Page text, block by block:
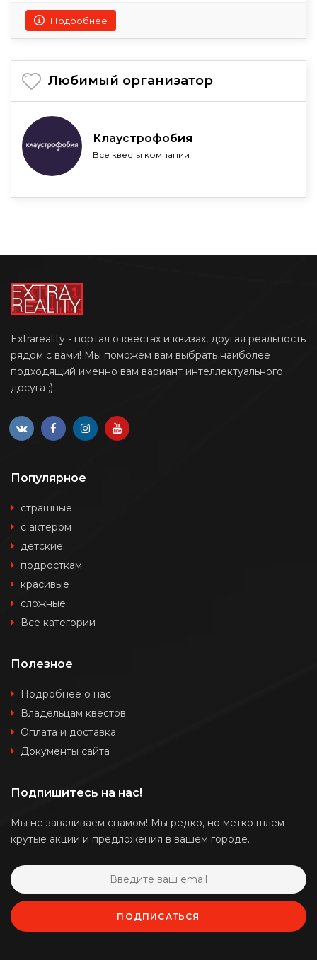
Подробнее
Любимый организатор
Клаустрофобия
Все квесты компании
Extrareality - портал о квестах и квизах, другая реальность
рядом с вами! Мы поможем вам выбрать наиболее
подходящий именно вам вариант интеллектуального
досуга ;)
Популярное
страшные
с актером
детские
подросткам
красивые
сложные
Все категории
Полезное
Подробнее о нас
Владельцам квестов
Оплата и доставка
Документы сайта
Подпишитесь на нас!
Мы не заваливаем спамом! Мы редко, но метко шлём
крутые акции и предложения в вашем городе.
ПОДПИСАТЬСЯ